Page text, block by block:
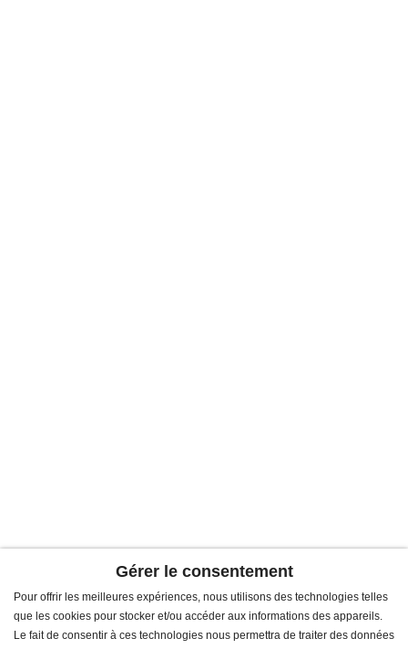
Gérer le consentement
Pour offrir les meilleures expériences, nous utilisons des technologies telles
que les cookies pour stocker et/ou accéder aux informations des appareils.
Le fait de consentir à ces technologies nous permettra de traiter des données